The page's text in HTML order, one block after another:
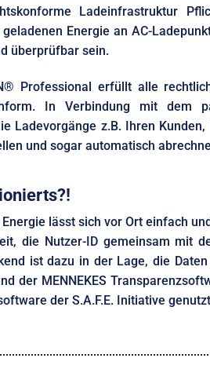
Ladeinfrastruktur
Energie an AC-
überprüfbar sein.
Professional erfüllt alle
In Verbindung mit dem
Ladevorgänge z.B. Ihren
und sogar automatisch
Energie lässt sich vor Ort einfach
die Nutzer-ID gemeinsam mit
ist dazu in der Lage, die
der MENNEKES
der S.A.F.E. Initiative